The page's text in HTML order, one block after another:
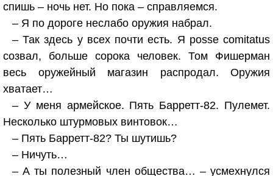
спишь – ночь нет. Но пока – справляемся.
– Я по дороге неслабо оружия набрал.
– Так здесь у всех почти есть. Я posse comitatus
созвал, больше сорока человек. Том Фишерман
весь оружейный магазин распродал. Оружия
хватает…
– У меня армейское. Пять Барретт-82. Пулемет.
Несколько штурмовых винтовок…
– Пять Барретт-82? Ты шутишь?
– Ничуть…
– А ты полезный член общества… – усмехнулся